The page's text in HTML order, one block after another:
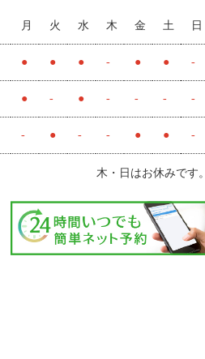
月 火 水 木 金 土 日
● ● ● - ● ● -
● - ● - - - -
- ● - - ● ● -
木・日はお休みです。